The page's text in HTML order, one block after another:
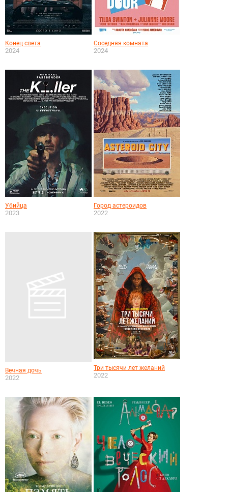
Конец света
2024
Соседняя комната
2024
Убийца
2023
Город астероидов
2022
Вечная дочь
2022
Три тысячи лет желаний
2022